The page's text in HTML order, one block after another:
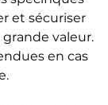
et sécuriser
valeur.
en cas